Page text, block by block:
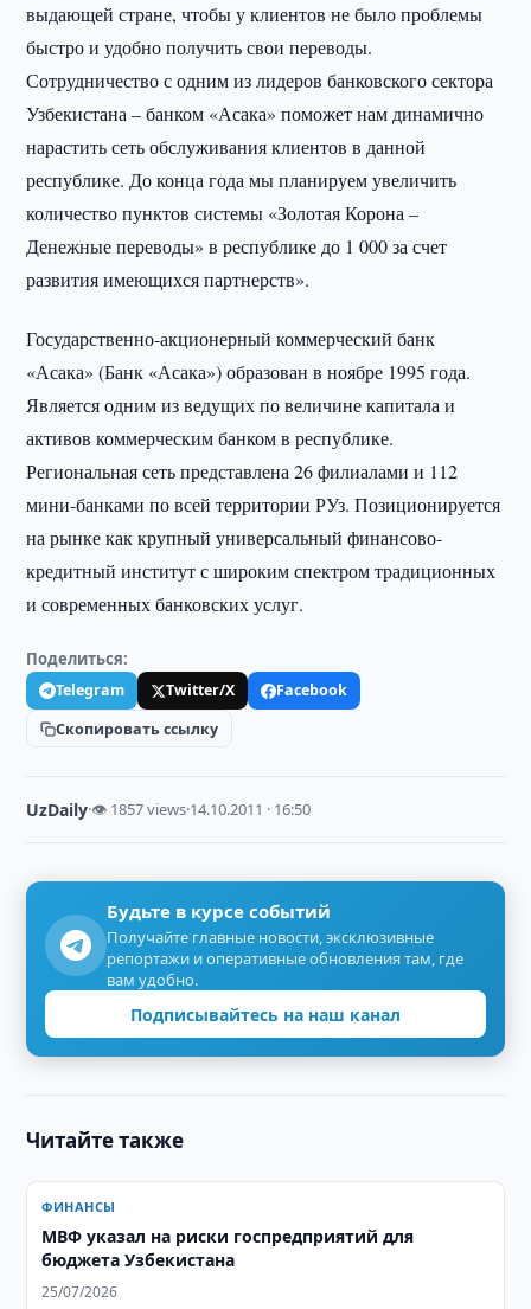
выдающей стране, чтобы у клиентов не было проблемы
быстро и удобно получить свои переводы.
Сотрудничество с одним из лидеров банковского сектора
Узбекистана – банком «Асака» поможет нам динамично
нарастить сеть обслуживания клиентов в данной
республике. До конца года мы планируем увеличить
количество пунктов системы «Золотая Корона –
Денежные переводы» в республике до 1 000 за счет
развития имеющихся партнерств».
Государственно-акционерный коммерческий банк
«Асака» (Банк «Асака») образован в ноябре 1995 года.
Является одним из ведущих по величине капитала и
активов коммерческим банком в республике.
Региональная сеть представлена 26 филиалами и 112
мини-банками по всей территории РУз. Позиционируется
на рынке как крупный универсальный финансово-
кредитный институт с широким спектром традиционных
и современных банковских услуг.
Поделиться:
Telegram Twitter/X
Facebook
Скопировать ссылку
UzDaily·👁 1857 views·14.10.2011 · 16:50
Будьте в курсе событий
Получайте главные новости, эксклюзивные
репортажи и оперативные обновления там, где
вам удобно.
Подписывайтесь на наш канал
Читайте также
ФИНАНСЫ
МВФ указал на риски госпредприятий для
бюджета Узбекистана
25/07/2026